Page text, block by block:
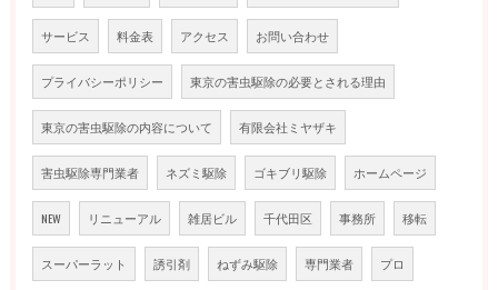
サービス 料金表 アクセス お問い合わせ
プライバシーポリシー 東京の害虫駆除の必要とされる理由
東京の害虫駆除の内容について 有限会社ミヤザキ
害虫駆除専門業者 ネズミ駆除 ゴキブリ駆除 ホームページ
NEW リニューアル 雑居ビル 千代田区 事務所 移転
スーパーラット 誘引剤 ねずみ駆除 専門業者 プロ